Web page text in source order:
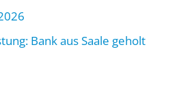
Bank aus Saale geholt